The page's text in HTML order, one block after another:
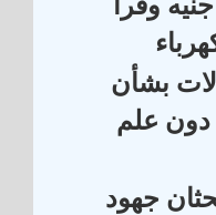
مليار جنيه وفراً
بشأن
علم
جهود